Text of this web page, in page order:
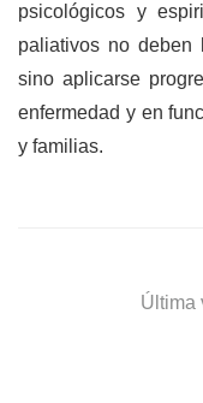
psicológicos y
paliativos no deben
sino aplicarse
enfermedad y en
y familias.
Última